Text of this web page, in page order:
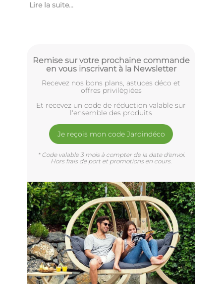
Lire la suite...
Remise sur votre prochaine commande
en vous inscrivant à la Newsletter
Recevez nos bons plans, astuces déco et
offres privilègiées
Et recevez un code de réduction valable sur
l'ensemble des produits
Je reçois mon code Jardindéco
* Code valable 3 mois à compter de la date d'envoi.
Hors frais de port et promotions en cours.